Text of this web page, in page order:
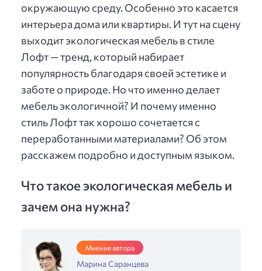
окружающую среду. Особенно это касается
интерьера дома или квартиры. И тут на сцену
выходит экологическая мебель в стиле
Лофт — тренд, который набирает
популярность благодаря своей эстетике и
заботе о природе. Но что именно делает
мебель экологичной? И почему именно
стиль Лофт так хорошо сочетается с
переработанными материалами? Об этом
расскажем подробно и доступным языком.
Что такое экологическая мебель и
зачем она нужна?
Мнение автора
Марина Саранцева